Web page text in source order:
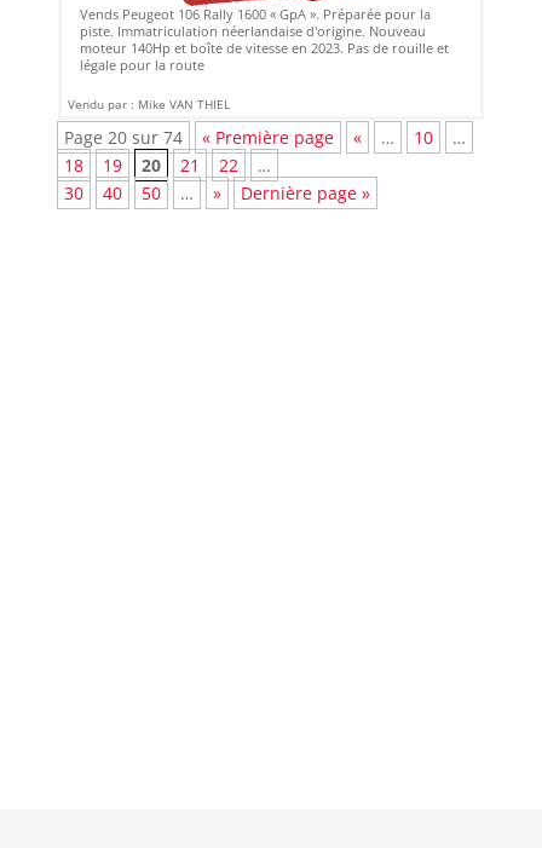
Vends Peugeot 106 Rally 1600 « GpA ». Préparée pour la
piste. Immatriculation néerlandaise d'origine. Nouveau
moteur 140Hp et boîte de vitesse en 2023. Pas de rouille et
légale pour la route
Vendu par : Mike VAN THIEL
Page 20 sur 74 « Première page « … 10
…
18
19 20 21 22
…
30
40 50 … » Dernière page »